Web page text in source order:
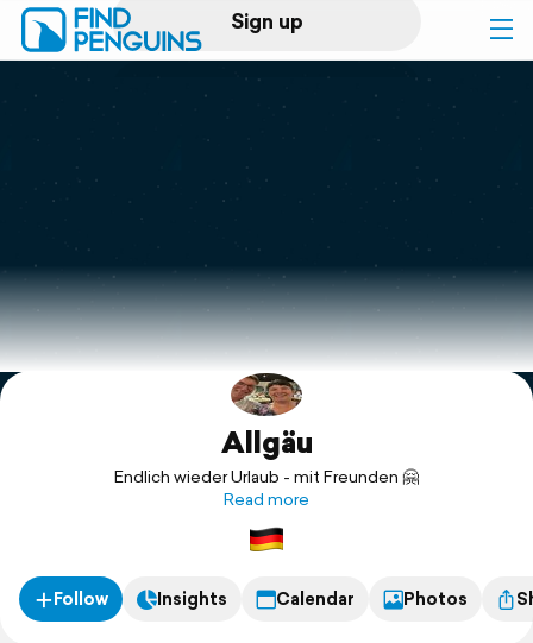
Sign up
Log in
Print a book
Flyover video
Explore
Allgäu
Endlich wieder Urlaub - mit Freunden 🤗
Read more
Follow Insights Calendar Photos